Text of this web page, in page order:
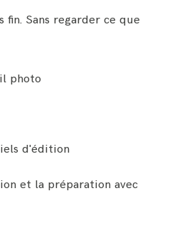
fin. Sans regarder ce que
photo
d'édition
et la préparation avec